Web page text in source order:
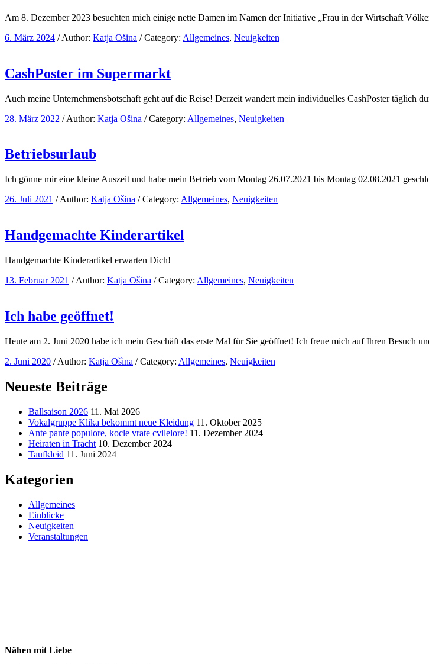
Am 8. Dezember 2023 besuchten mich einige nette Damen im Namen der Initiative „Frau in der Wirtschaft
6. März 2024 / Author: Katja Ošina / Category: Allgemeines, Neuigkeiten
CashPoster im Supermarkt
Auch meine Unternehmensbotschaft geht auf die Reise! Derzeit wandert mein individuelles CashPoster täglich
28. März 2022 / Author: Katja Ošina / Category: Allgemeines, Neuigkeiten
Betriebsurlaub
Ich gönne mir eine kleine Auszeit und habe mein Betrieb vom Montag 26.07.2021 bis Montag 02.08.2021
26. Juli 2021 / Author: Katja Ošina / Category: Allgemeines, Neuigkeiten
Handgemachte Kinderartikel
Handgemachte Kinderartikel erwarten Dich!
13. Februar 2021 / Author: Katja Ošina / Category: Allgemeines, Neuigkeiten
Ich habe geöffnet!
Heute am 2. Juni 2020 habe ich mein Geschäft das erste Mal für Sie geöffnet! Ich freue mich auf Ihren Besuch
2. Juni 2020 / Author: Katja Ošina / Category: Allgemeines, Neuigkeiten
Neueste Beiträge
Ballsaison 2026 11. Mai 2026
Vokalgruppe Klika bekommt neue Kleidung 11. Oktober 2025
Ante pante populore, kocle vrate cvilelore! 11. Dezember 2024
Heiraten in Tracht 10. Dezember 2024
Taufkleid 11. Juni 2024
Kategorien
Allgemeines
Einblicke
Neuigkeiten
Veranstaltungen
Nähen mit Liebe